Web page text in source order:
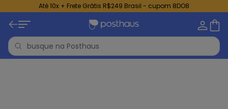
Até 10x + Frete Grátis R$249 Brasil - cupom 8DO8